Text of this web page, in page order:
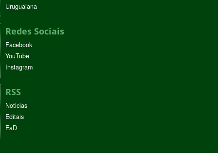
Uruguaiana
Redes Sociais
Facebook
YouTube
Instagram
RSS
Noticias
Editais
EaD